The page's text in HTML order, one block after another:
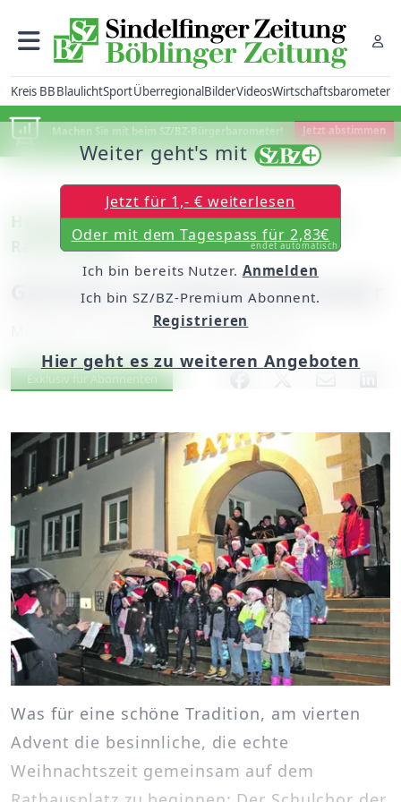
Kreis BBBlaulichtSportÜberregionalBilderVideosWirtschaftsbarometer
Machen Sie mit beim SZ/BZ-Bürgerbarometer! Jetzt abstimmen
Holzgerlingen: Adventssingen auf dem
Rathausplatz
Glühwein und Weihnachtslieder
Montag, 24. Dezember 2018, 06:00 Uhr
Artikel vorlesen
Exklusiv für Abonnenten
Was für eine schöne Tradition, am vierten
Advent die besinnliche, die echte
Weihnachtszeit gemeinsam auf dem
Weiter geht's mit
Jetzt für 1,- € weiterlesen
Oder mit dem Tagespass für 2,83€
endet automatisch
Ich bin bereits Nutzer. Anmelden
Ich bin SZ/BZ-Premium Abonnent.
Registrieren
Hier geht es zu weiteren Angeboten